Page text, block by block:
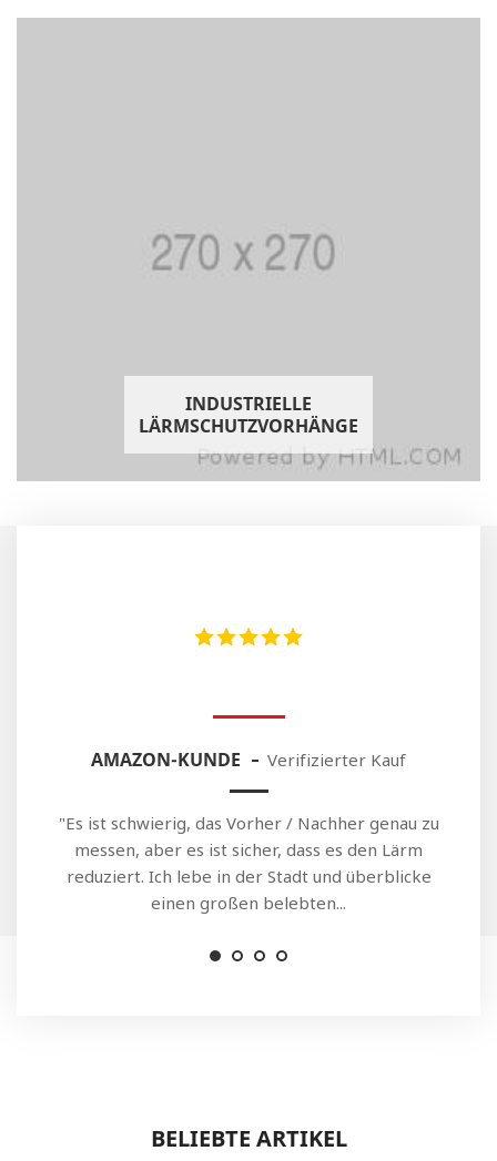
INDUSTRIELLE
LÄRMSCHUTZVORHÄNGE
AMAZON-KUNDE Verifizierter Kauf
NADINE DAUSTER Verifizierter Kauf
TOM LUKAS Verifizierter Kauf
GWENH Verifizierter Kauf
"Es ist schwierig, das Vorher / Nachher genau zu
messen, aber es ist sicher, dass es den Lärm
reduziert. Ich lebe in der Stadt und überblicke
einen großen belebten...
“Super funktioniert sehr gut Ich habe es vor
meiner Haustür installiert, wir können weder die
Waschmaschine noch den Fernseher hören und
vor allem höre ich mehr die...
" Wenn Sie glauben, dass diese den Sound
blockieren, werden sie dies nicht tun, aber sie
leisten hervorragende Arbeit beim "Dämpfen"
des Sounds, sodass er weniger...
“ Ideal zur Reduzierung von Außengeräuschen”
BELIEBTE ARTIKEL